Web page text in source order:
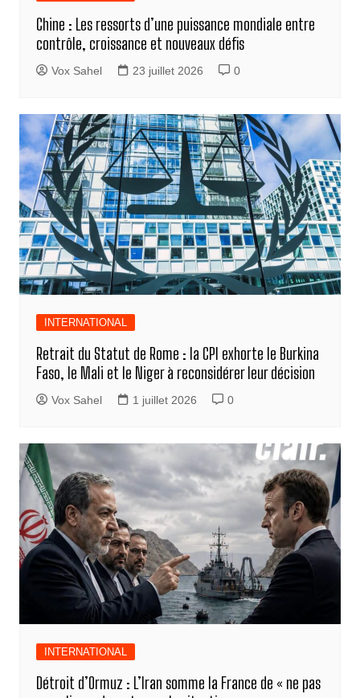
Chine : Les ressorts d’une puissance mondiale entre
contrôle, croissance et nouveaux défis
Vox Sahel 23 juillet 2026 0
INTERNATIONAL
Retrait du Statut de Rome : la CPI exhorte le Burkina
Faso, le Mali et le Niger à reconsidérer leur décision
Vox Sahel 1 juillet 2026 0
INTERNATIONAL
Détroit d’Ormuz : L’Iran somme la France de « ne pas